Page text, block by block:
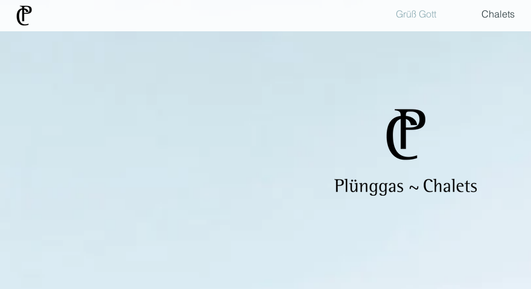
Grüß Gott Chalets